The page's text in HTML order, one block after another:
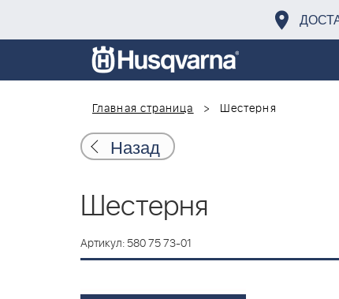
Главная страница
Шестерня
Назад
Шестерня
Артикул: 580 75 73-01